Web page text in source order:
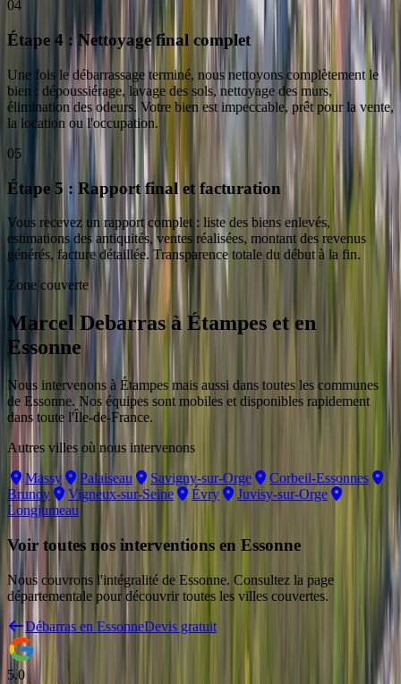
04
Étape 4 : Nettoyage final complet
Une fois le débarrassage terminé, nous nettoyons complètement le
bien : dépoussiérage, lavage des sols, nettoyage des murs,
élimination des odeurs. Votre bien est impeccable, prêt pour la vente,
la location ou l'occupation.
05
Étape 5 : Rapport final et facturation
Vous recevez un rapport complet : liste des biens enlevés,
estimations des antiquités, ventes réalisées, montant des revenus
générés, facture détaillée. Transparence totale du début à la fin.
Zone couverte
Marcel Debarrasà Étampes et en
Essonne
Nous intervenons à Étampes mais aussi dans toutes les communes
de Essonne. Nos équipes sont mobiles et disponibles rapidement
dans toute l'Île-de-France.
Autres villes où nous intervenons
Massy
Palaiseau Savigny-sur-Orge
Corbeil-Essonnes
Brunoy
Vigneux-sur-Seine Évry
Juvisy-sur-Orge
Longjumeau
Voir toutes nos interventions en Essonne
Nous couvrons l'intégralité de Essonne. Consultez la page
départementale pour découvrir toutes les villes couvertes.
Débarras en EssonneDevis gratuit
5.0